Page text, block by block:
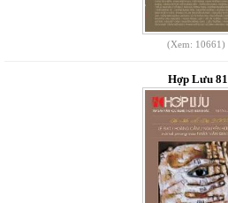
(Xem: 10661)
Hợp Lưu 81